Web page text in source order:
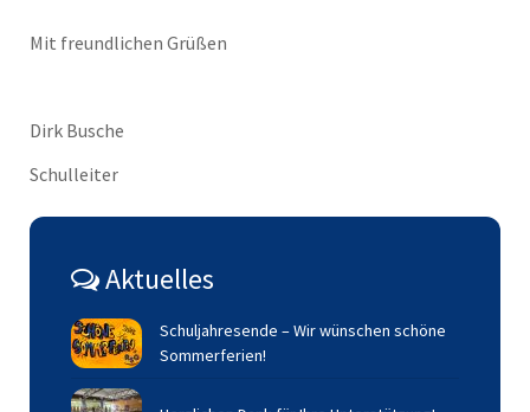
Mit freundlichen Grüßen
Dirk Busche
Schulleiter
Aktuelles
Schuljahresende – Wir wünschen schöne
Sommerferien!